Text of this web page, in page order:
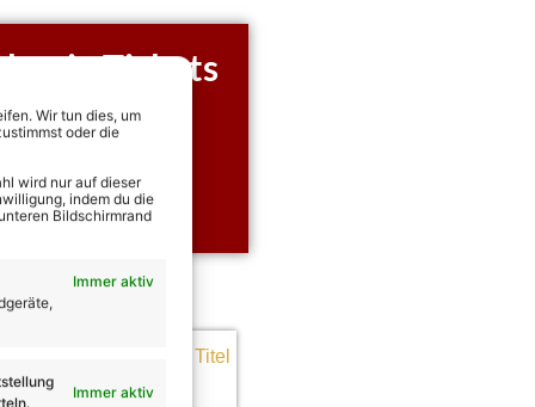
Wir tun dies, um
oder die
wird nur auf dieser
indem du die
Bildschirmrand
Immer aktiv
Immer aktiv
Tickets
sichern!